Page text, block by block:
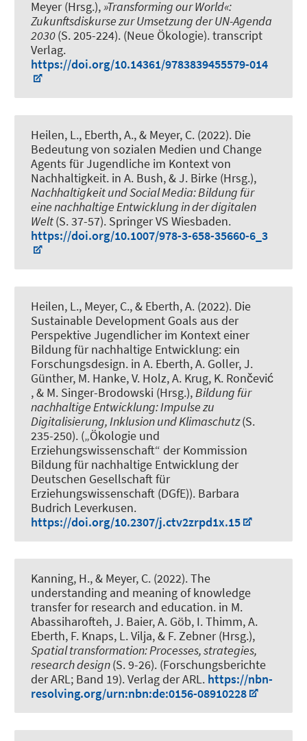
Meyer (Hrsg.),»Transforming our World«:
Zukunftsdiskurse zur Umsetzung der UN-Agenda
2030(S. 205-224). (Neue Ökologie). transcript
Verlag.
https://doi.org/10.14361/9783839455579-014
Heilen, L., Eberth, A., & Meyer, C. (2022). Die
Bedeutung von sozialen Medien und Change
Agents für Jugendliche im Kontext von
Nachhaltigkeit. in A. Bush, & J. Birke (Hrsg.),
Nachhaltigkeit und Social Media: Bildung für
eine nachhaltige Entwicklung in der digitalen
Welt(S. 37-57). Springer VS Wiesbaden.
https://doi.org/10.1007/978-3-658-35660-6_3
Heilen, L., Meyer, C., & Eberth, A. (2022). Die
Sustainable Development Goals aus der
Perspektive Jugendlicher im Kontext einer
Bildung für nachhaltige Entwicklung: ein
Forschungsdesign. in A. Eberth, A. Goller, J.
Günther, M. Hanke, V. Holz, A. Krug, K. Rončević
, & M. Singer-Brodowski (Hrsg.),Bildung für
nachhaltige Entwicklung: Impulse zu
Digitalisierung, Inklusion und Klimaschutz(S.
235-250). („Ökologie und
Erziehungswissenschaft“ der Kommission
Bildung für nachhaltige Entwicklung der
Deutschen Gesellschaft für
Erziehungswissenschaft (DGfE)). Barbara
Budrich Leverkusen.
https://doi.org/10.2307/j.ctv2zrpd1x.15
Kanning, H., & Meyer, C. (2022).The
understanding and meaning of knowledge
transfer for research and education. in M.
Abassiharofteh, J. Baier, A. Göb, I. Thimm, A.
Eberth, F. Knaps, L. Vilja, & F. Zebner (Hrsg.),
Spatial transformation: Processes, strategies,
research design(S. 9-26). (Forschungsberichte
der ARL; Band 19). Verlag der ARL. https://nbn-
resolving.org/urn:nbn:de:0156-08910228